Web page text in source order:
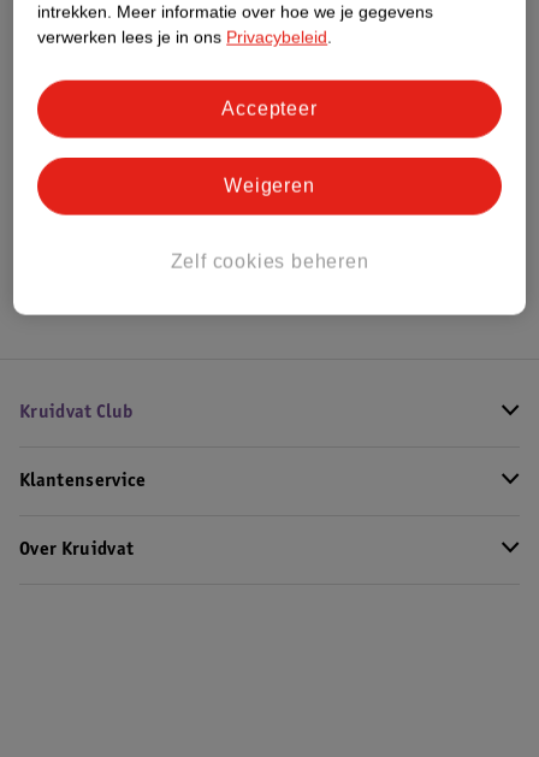
Alle Hydrofiele doeken
Hoe controleren wij de reviews?
Kruidvat Club
Klantenservice
Over Kruidvat
intrekken. Meer informatie over hoe we je gegevens
verwerken lees je in ons Privacybeleid.
Zelf cookies beheren
Weigeren
Accepteer